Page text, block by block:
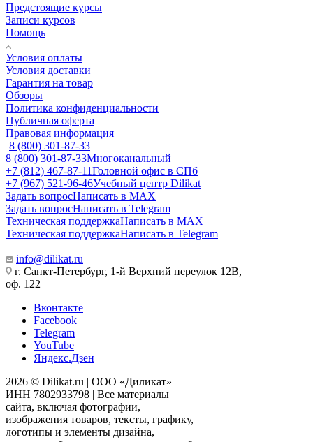
Предстоящие курсы
Записи курсов
Помощь
Условия оплаты
Условия доставки
Гарантия на товар
Обзоры
Политика конфиденциальности
Публичная оферта
Правовая информация
8 (800) 301-87-33
8 (800) 301-87-33Многоканальный
+7 (812) 467-87-11Головной офис в СПб
+7 (967) 521-96-46Учебный центр Dilikat
Задать вопросНаписать в MAX
Задать вопросНаписать в Telegram
Техническая поддержкаНаписать в MAX
Техническая поддержкаНаписать в Telegram
info@dilikat.ru
г. Санкт-Петербург, 1-й Верхний переулок 12В,
оф. 122
Вконтакте
Facebook
Telegram
YouTube
Яндекс.Дзен
2026 © Dilikat.ru | ООО «Диликат»
ИНН 7802933798 | Все материалы
сайта, включая фотографии,
изображения товаров, тексты, графику,
логотипы и элементы дизайна,